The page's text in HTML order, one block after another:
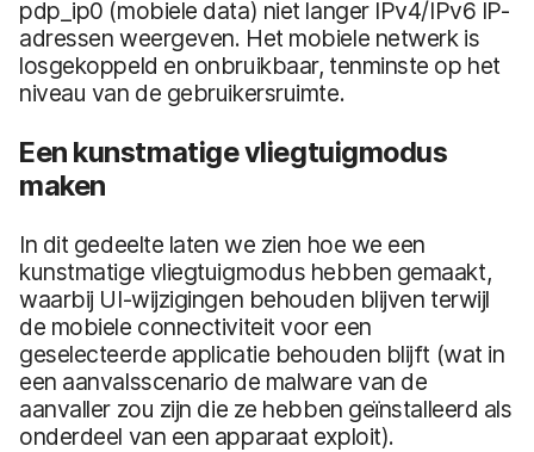
pdp_ip0 (mobiele data) niet langer IPv4/IPv6 IP-
adressen weergeven. Het mobiele netwerk is
losgekoppeld en onbruikbaar, tenminste op het
niveau van de gebruikersruimte.
Een kunstmatige vliegtuigmodus
maken
In dit gedeelte laten we zien hoe we een
kunstmatige vliegtuigmodus hebben gemaakt,
waarbij UI-wijzigingen behouden blijven terwijl
de mobiele connectiviteit voor een
geselecteerde applicatie behouden blijft (wat in
een aanvalsscenario de malware van de
aanvaller zou zijn die ze hebben geïnstalleerd als
onderdeel van een apparaat exploit).